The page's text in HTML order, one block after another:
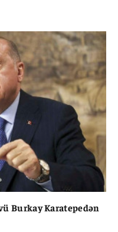
Burkay Karatepedən